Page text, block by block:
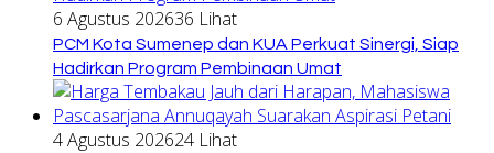
6 Agustus 202636 Lihat
PCM Kota Sumenep dan KUA Perkuat Sinergi, Siap
Hadirkan Program Pembinaan Umat
4 Agustus 202624 Lihat